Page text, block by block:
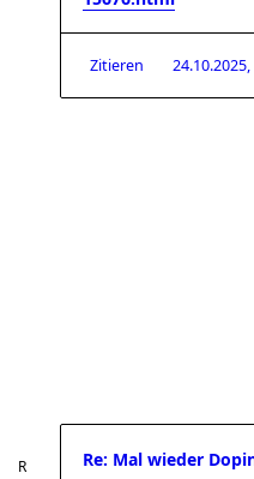
Zitieren
Re: Mal wieder